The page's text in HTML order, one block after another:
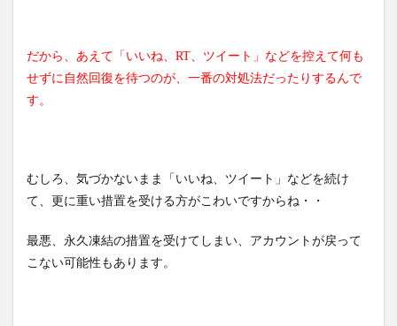
だから、あえて「いいね、RT、ツイート」などを控えて何も
せずに自然回復を待つのが、一番の対処法だったりするんで
す。
むしろ、気づかないまま「いいね、ツイート」などを続け
て、更に重い措置を受ける方がこわいですからね・・
最悪、永久凍結の措置を受けてしまい、アカウントが戻って
こない可能性もあります。